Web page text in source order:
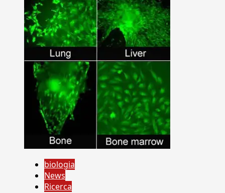
biologia
News
Ricerca